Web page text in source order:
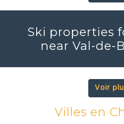
Ski properties
near Val-de-
Voir
Villes en